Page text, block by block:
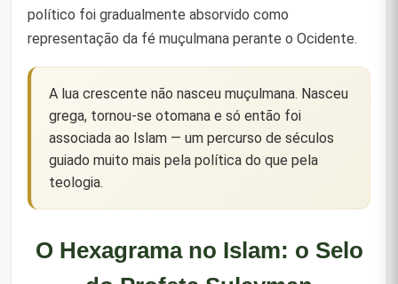
político foi gradualmente absorvido como
representação da fé muçulmana perante o Ocidente.
A lua crescente não nasceu muçulmana. Nasceu
grega, tornou-se otomana e só então foi
associada ao Islam — um percurso de séculos
guiado muito mais pela política do que pela
teologia.
O Hexagrama no Islam: o Selo